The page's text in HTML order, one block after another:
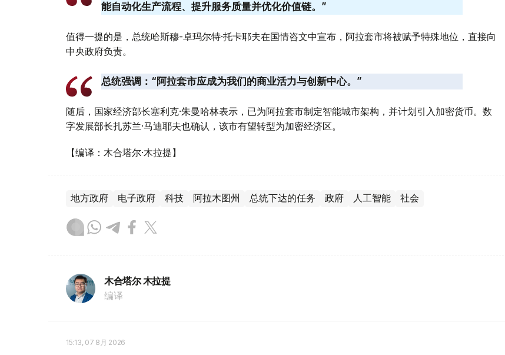
能自动化生产流程、提升服务质量并优化价值链。”
值得一提的是，总统哈斯穆-卓玛尔特·托卡耶夫在国情咨文中宣布，阿拉套市将被赋予特殊地位，直接向
中央政府负责。
总统强调：“阿拉套市应成为我们的商业活力与创新中心。”
随后，国家经济部长塞利克·朱曼哈林表示，已为阿拉套市制定智能城市架构，并计划引入加密货币。数
字发展部长扎苏兰·马迪耶夫也确认，该市有望转型为加密经济区。
【编译：木合塔尔·木拉提】
地方政府 电子政府 科技 阿拉木图州 总统下达的任务 政府 人工智能 社会
木合塔尔 木拉提
编译
15:13, 07 8月 2026